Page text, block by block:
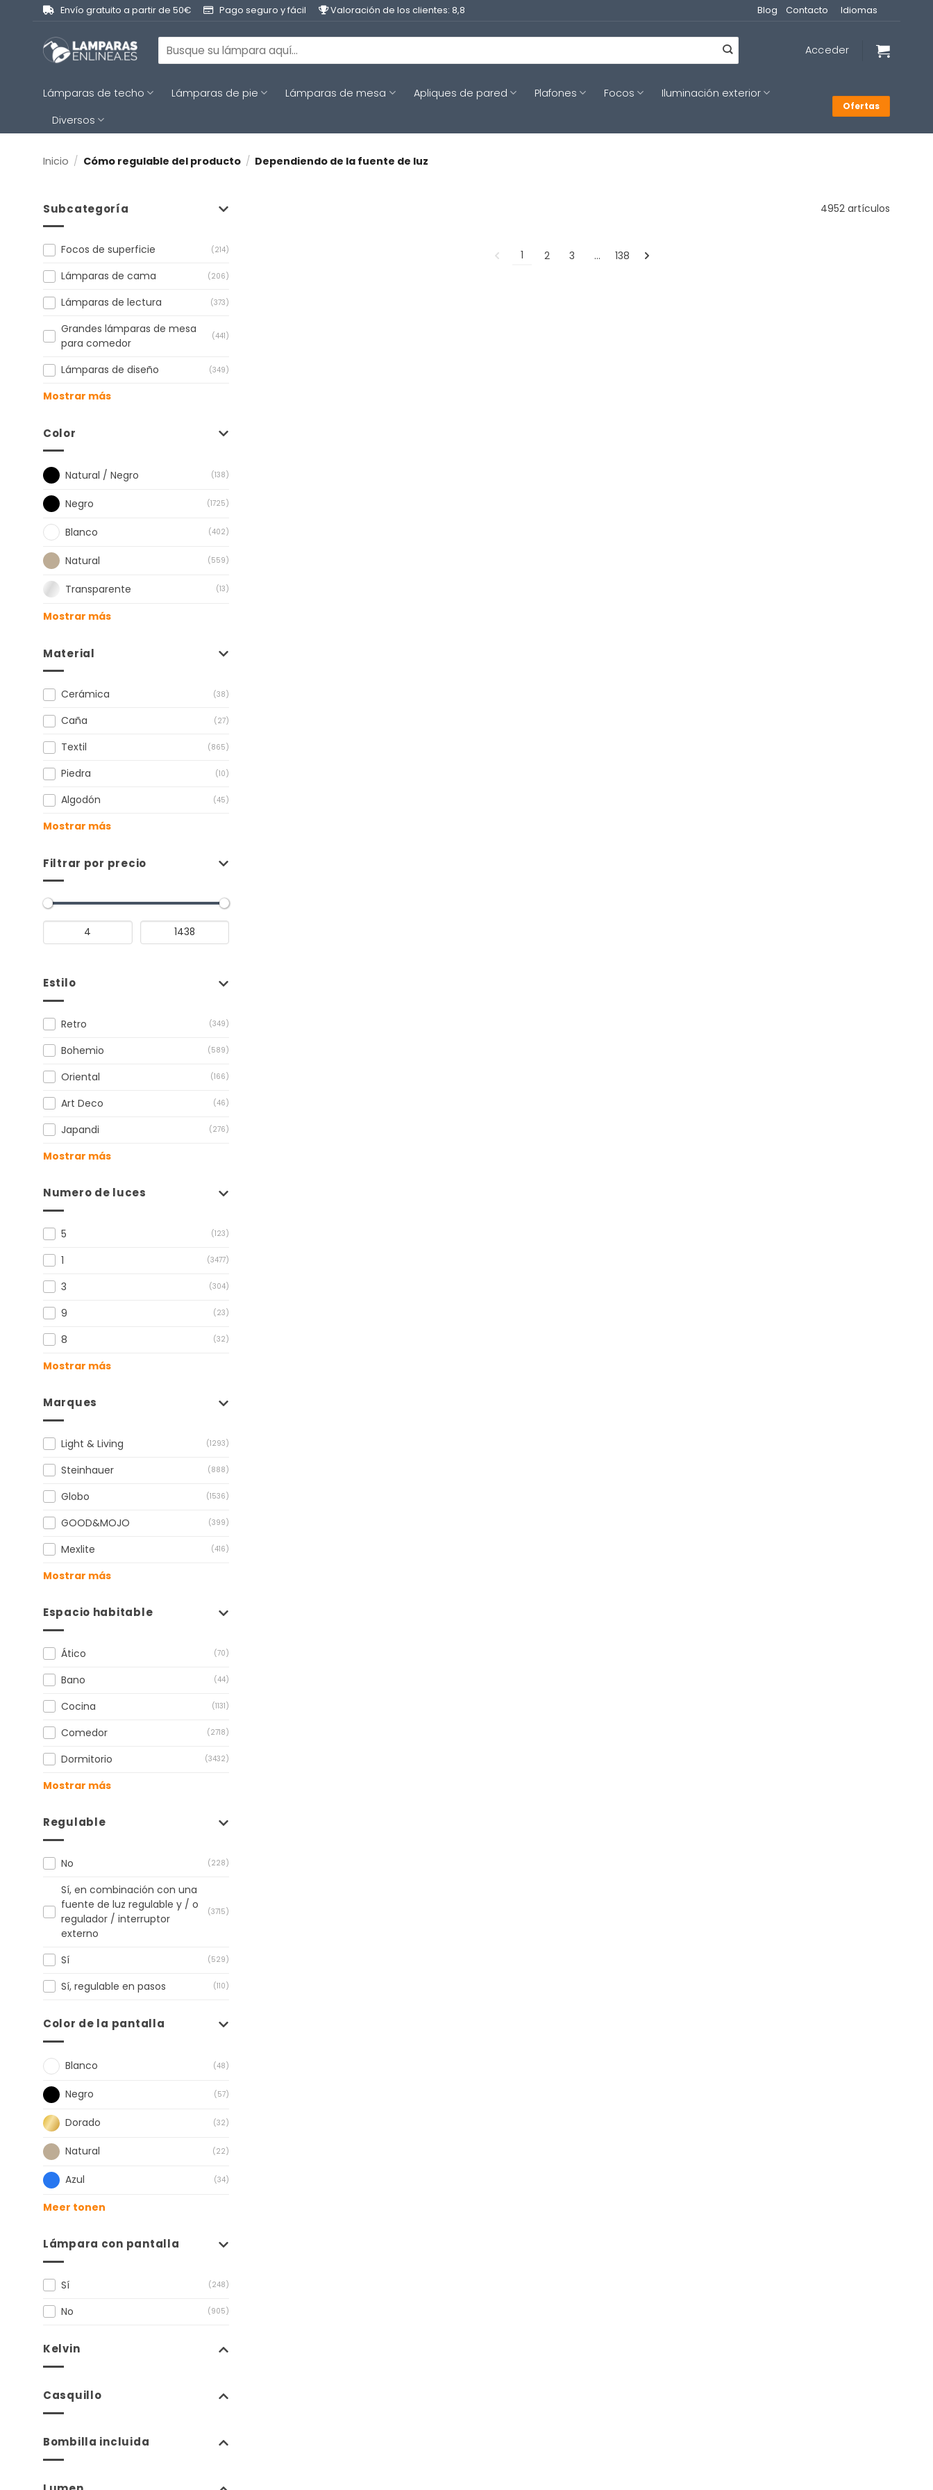
contenido
Envío gratuito a partir de 50€ Pago seguro y fácil Valoración de los clientes: 8,8 Blog Contacto Idiomas
Buscar
por:
Acceder
Lámparas de techo Lámparas de pie Lámparas de mesa Apliques de pared Plafones Focos
Iluminación exterior
Diversos
Ofertas
Inicio / Cómo regulable del producto / Dependiendo de la fuente de luz
Subcategoría
Focos de superficie (214)
Lámparas de cama (206)
Lámparas de lectura (373)
Grandes lámparas de mesa
para comedor
(441)
Lámparas de diseño (349)
Mostrar más
Color
Natural / Negro (138)
Negro (1725)
Blanco (402)
Natural (559)
Transparente (13)
Mostrar más
Material
Cerámica (38)
Caña (27)
Textil (865)
Piedra (10)
Algodón (45)
Mostrar más
Filtrar por precio
Estilo
Retro (349)
Bohemio (589)
Oriental (166)
Art Deco (46)
Japandi (276)
Mostrar más
Numero de luces
5 (123)
1 (3477)
3 (304)
9 (23)
8 (32)
Mostrar más
Marques
Light & Living (1293)
Steinhauer (888)
Globo (1536)
GOOD&MOJO (399)
Mexlite (416)
Mostrar más
Espacio habitable
Ático (70)
Bano (44)
Cocina (1131)
Comedor (2718)
Dormitorio (3432)
Mostrar más
Regulable
No (228)
Sí, en combinación con una
fuente de luz regulable y / o
regulador / interruptor
externo
(3715)
Sí (529)
Sí, regulable en pasos (110)
Color de la pantalla
Blanco (48)
Negro (57)
Dorado (32)
Natural (22)
Azul (34)
Meer tonen
Lámpara con pantalla
Sí (248)
No (905)
Kelvin
Casquillo
Bombilla incluida
4952 artículos
1 2 3 … 138